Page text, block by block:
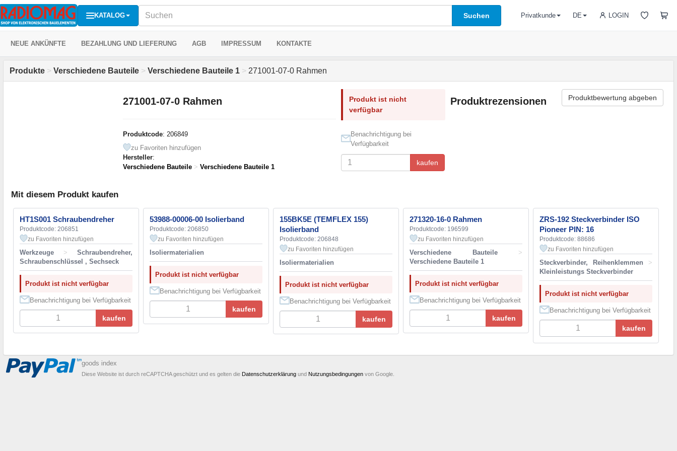
KATALOG Suchen LOGIN
Privatkunde DE
NEUE ANKÜNFTE BEZAHLUNG UND LIEFERUNG AGB IMPRESSUM KONTAKTE
Produkte > Verschiedene Bauteile > Verschiedene Bauteile 1 > 271001-07-0 Rahmen
271001-07-0 Rahmen
Produktcode: 206849
zu Favoriten hinzufügen
Hersteller:
Verschiedene Bauteile > Verschiedene Bauteile 1
Produkt ist nicht
verfügbar
Benachrichtigung bei
Verfügbarkeit
kaufen
Produktrezensionen Produktbewertung abgeben
Mit diesem Produkt kaufen
HT1S001 Schraubendreher
Produktcode: 206851
zu Favoriten hinzufügen
Werkzeuge >
Schraubendreher,
Schraubenschlüssel , Sechseck
Produkt ist nicht verfügbar
Benachrichtigung bei Verfügbarkeit
kaufen
53988-00006-00 Isolierband
Produktcode: 206850
zu Favoriten hinzufügen
Isoliermaterialien
Produkt ist nicht verfügbar
Benachrichtigung bei Verfügbarkeit
kaufen
155BK5E (TEMFLEX 155)
Isolierband
Produktcode: 206848
zu Favoriten hinzufügen
Isoliermaterialien
Produkt ist nicht verfügbar
Benachrichtigung bei Verfügbarkeit
kaufen
271320-16-0 Rahmen
Produktcode: 196599
zu Favoriten hinzufügen
Verschiedene Bauteile
>
Verschiedene Bauteile 1
Produkt ist nicht verfügbar
Benachrichtigung bei Verfügbarkeit
kaufen
ZRS-192 Steckverbinder ISO
Pioneer PIN: 16
Produktcode: 88686
zu Favoriten hinzufügen
Steckverbinder, Reihenklemmen
>
Kleinleistungs Steckverbinder
Produkt ist nicht verfügbar
Benachrichtigung bei Verfügbarkeit
kaufen
goods index
Diese Website ist durch reCAPTCHA geschützt und es gelten die Datenschutzerklärung und Nutzungsbedingungen von Google.